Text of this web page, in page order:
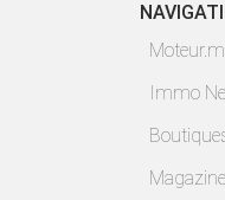
Immo
Magazine